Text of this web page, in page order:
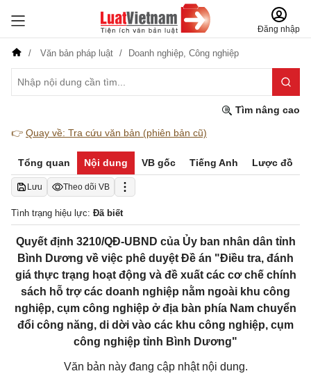
Đăng nhập
Văn bản pháp luật Doanh nghiệp, Công nghiệp
Tìm nâng cao
👉 Quay về: Tra cứu văn bản (phiên bản cũ)
Tổng quan Nội dung VB gốc Tiếng Anh Lược đồ
Lưu Theo dõi VB
Tình trạng hiệu lực: Đã biết
Quyết định 3210/QĐ-UBND của Ủy ban nhân dân tỉnh
Bình Dương về việc phê duyệt Đề án "Điều tra, đánh
giá thực trạng hoạt động và đề xuất các cơ chế chính
sách hỗ trợ các doanh nghiệp nằm ngoài khu công
nghiệp, cụm công nghiệp ở địa bàn phía Nam chuyển
đổi công năng, di dời vào các khu công nghiệp, cụm
công nghiệp tỉnh Bình Dương"
Văn bản này đang cập nhật nội dung.